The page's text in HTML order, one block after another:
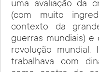
uma avaliação da
(com muito
contexto da
guerras mundiais)
revolução mundial.
trabalhava com